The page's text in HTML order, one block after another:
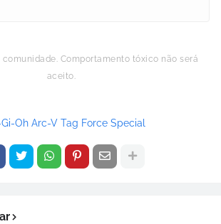
comunidade. Comportamento tóxico não será
aceito.
Oh Arc-V Tag Force Special